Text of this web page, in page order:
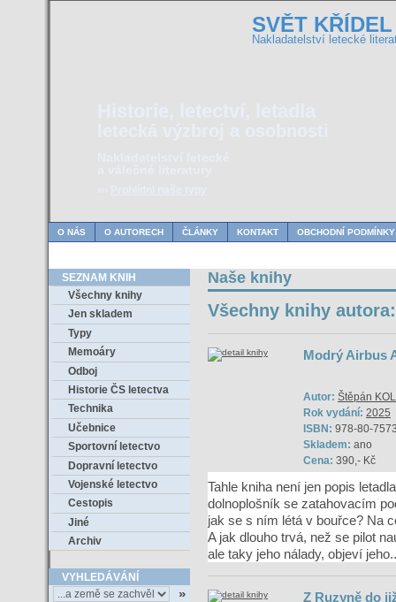
SVĚT KŘÍDEL
Nakladatelství letecké
O NÁS O AUTORECH ČLÁNKY KONTAKT OBCHODNÍ PODMÍNKY
SEZNAM KNIH
Všechny knihy
Jen skladem
Typy
Memoáry
Odboj
Historie ČS letectva
Technika
Učebnice
Sportovní letectvo
Dopravní letectvo
Vojenské letectvo
Cestopis
Jiné
Archiv
VYHLEDÁVÁNÍ
Naše knihy
Všechny knihy
Modrý Airbus
Autor: Štěpán
Rok vydání: 2025
ISBN: 978-80-
Skladem: ano
Cena: 390,- Kč
Tahle kniha není jen popis
dolnoplošník se zatahovacím
jak se s ním létá v bouřce? Na
A jak dlouho trvá, než se pilot
ale taky jeho nálady, objeví
Z Ruzyně do